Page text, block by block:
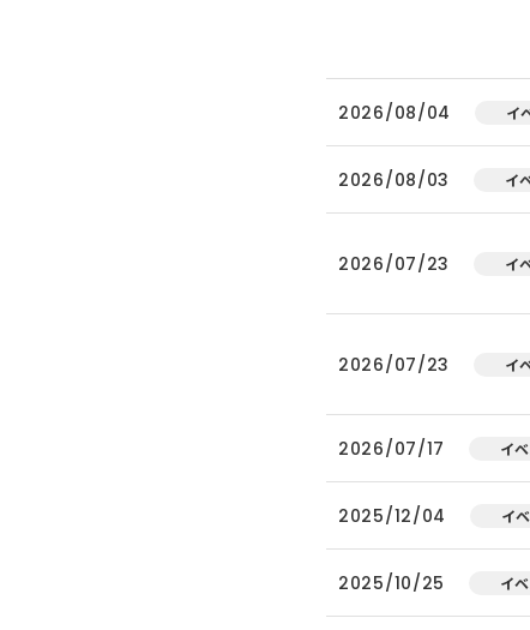
2026/08/04 イ
2026/08/03 イ
2026/07/23 イ
2026/07/23 イ
2026/07/17 イ
2025/12/04 イ
2025/10/25 イ